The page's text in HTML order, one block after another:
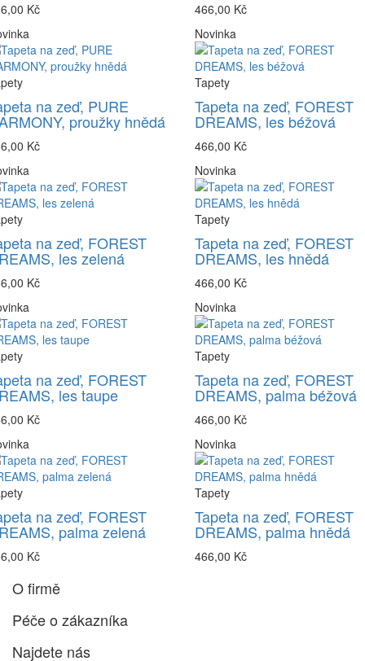
Kč
466,00 Kč
na zeď, PURE
proužky hnědá
Kč
Novinka
Tapety
Tapeta na zeď, FOREST
DREAMS, les béžová
466,00 Kč
na zeď, FOREST
les zelená
Kč
Novinka
Tapety
Tapeta na zeď, FOREST
DREAMS, les hnědá
466,00 Kč
na zeď, FOREST
les taupe
Kč
Novinka
Tapety
Tapeta na zeď, FOREST
DREAMS, palma béžová
466,00 Kč
na zeď, FOREST
palma zelená
Kč
Novinka
Tapety
Tapeta na zeď, FOREST
DREAMS, palma hnědá
466,00 Kč
O firmě
Péče o zákazníka
Najdete nás